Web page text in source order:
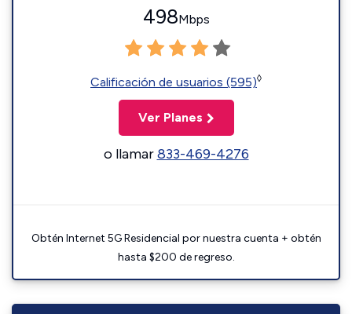
498Mbps
Calificación de usuarios (595)◊
Ver Planes
o llamar833-469-4276
Obtén Internet 5G Residencial por nuestra cuenta + obtén
hasta $200 de regreso.